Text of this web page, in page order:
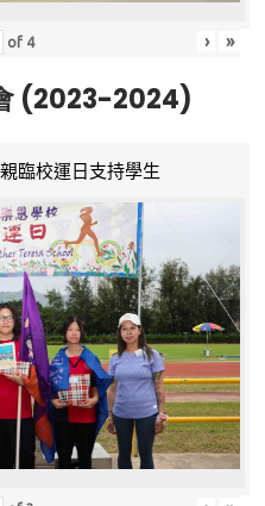
of 4 › »
(2023-2024)
臨校運日支持學生